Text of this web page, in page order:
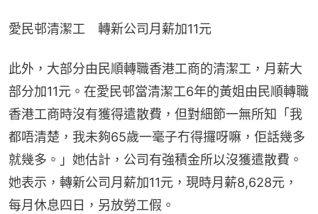
愛民邨清潔工　轉新公司月薪加11元
此外，大部分由民順轉職香港工商的清潔工，月薪大
部分加11元。在愛民邨當清潔工6年的黃姐由民順轉職
香港工商時沒有獲得遣散費，但對細節一無所知「我
都唔清楚，我未夠65歲一毫子冇得攞呀嘛，佢話幾多
就幾多。」她估計，公司有強積金所以沒獲遣散費。
她表示，轉新公司月薪加11元，現時月薪8,628元，
每月休息四日，另放勞工假。